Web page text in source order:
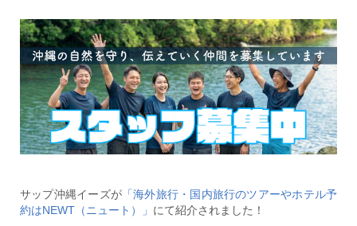
サップ沖縄イーズが 「海外旅行・国内旅行のツアーやホテル予
約はNEWT（ニュート）」 にて紹介されました！